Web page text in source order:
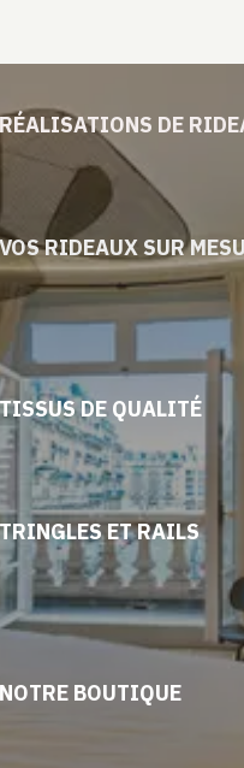
RÉALISATIONS DE
VOS RIDEAUX SUR
TISSUS DE QUALITÉ
TRINGLES ET RAILS
NOTRE BOUTIQUE